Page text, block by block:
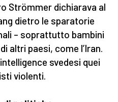
Strömmer dichiarava al
dietro le sparatorie
– soprattutto bambini
altri paesi, come l’Iran.
svedesi quei
violenti.